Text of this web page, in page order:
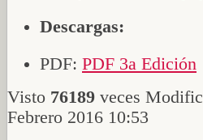
Descargas:
PDF: PDF 3a Edición
Visto 76189 veces
Febrero 2016 10:53